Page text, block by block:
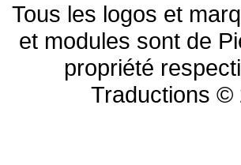
Tous les logos et
et modules sont de
propriété
Traductions ©